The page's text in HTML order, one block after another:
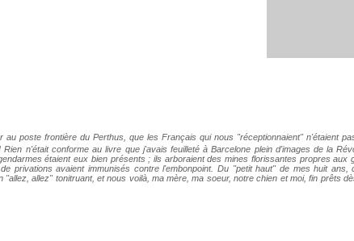
poste frontière du Perthus, que les Français qui nous "réceptionnaient" n'étaient
n'était conforme au livre que j'avais feuilleté à Barcelone plein d'images de la
étaient eux bien présents ; ils arboraient des mines florissantes propres aux
privations avaient immunisés contre l'embonpoint. Du "petit haut" de mes huit ans,
allez" tonitruant, et nous voilà, ma mère, ma soeur, notre chien et moi, fin prêts